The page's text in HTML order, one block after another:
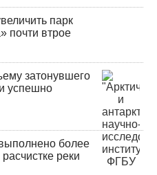
парк
почти втрое
затонувшего
успешно
более
реки